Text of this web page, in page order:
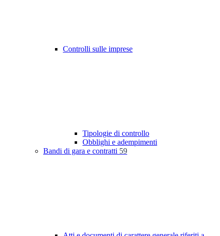
Controlli sulle imprese
Tipologie di controllo
Obblighi e adempimenti
Bandi di gara e contratti 59